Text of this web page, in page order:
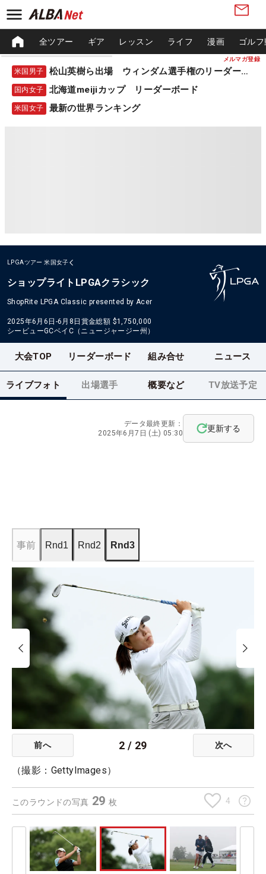
メルマガ登録
全ツアー ギア レッスン ライフ 漫画 ゴル
米国男子 松山英樹ら出場 ウィンダム選手権のリーダーボード
国内女子 北海道meijiカップ リーダーボード
米国女子 最新の世界ランキング
LPGAツアー 米国女子
ショップライトLPGAクラシック
ShopRite LPGA Classic presented by Acer
2025年6月6日-6月8日 賞金総額 $1,750,000
シービューGCベイC（ニュージャージー州）
大会TOP リーダーボード 組み合せ ニュース
ライブフォト 出場選手 概要など TV放送予定
データ最終更新：
2025年6月7日 (土) 05:30
更新する
事前 Rnd1 Rnd2 Rnd3
前へ 2 / 29 次へ
（撮影：GettyImages）
このラウンドの写真 29枚 4